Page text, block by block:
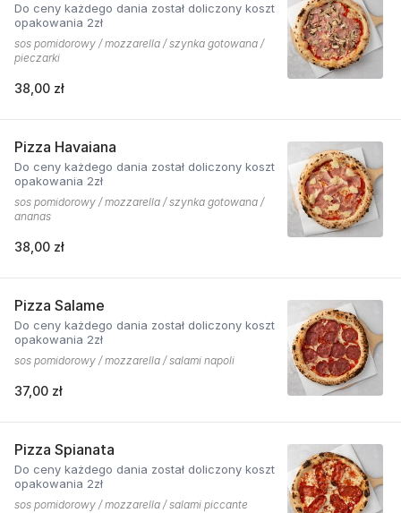
Do ceny każdego dania został doliczony koszt
opakowania 2zł
sos pomidorowy / mozzarella / szynka gotowana /
pieczarki
38,00 zł
Pizza Havaiana
Do ceny każdego dania został doliczony koszt
opakowania 2zł
sos pomidorowy / mozzarella / szynka gotowana /
ananas
38,00 zł
Pizza Salame
Do ceny każdego dania został doliczony koszt
opakowania 2zł
sos pomidorowy / mozzarella / salami napoli
37,00 zł
Pizza Spianata
Do ceny każdego dania został doliczony koszt
opakowania 2zł
sos pomidorowy / mozzarella / salami piccante